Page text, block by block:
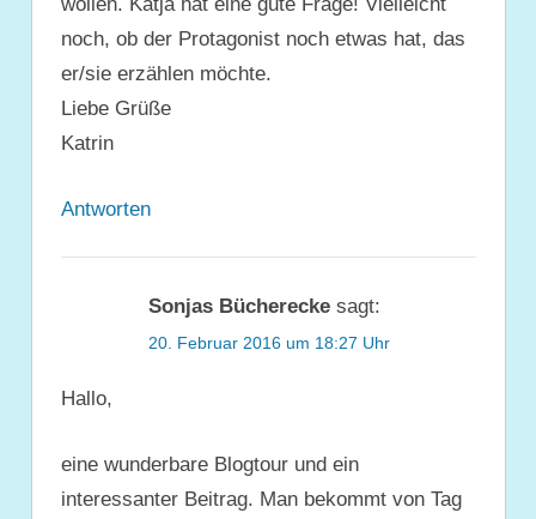
noch, ob der Protagonist noch etwas hat, das
er/sie erzählen möchte.
Liebe Grüße
Katrin
Antworten
Sonjas Bücherecke sagt:
20. Februar 2016 um 18:27 Uhr
Hallo,
eine wunderbare Blogtour und ein
interessanter Beitrag. Man bekommt von Tag